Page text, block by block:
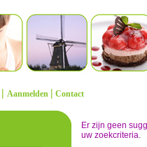
| Aanmelden | Contact
Er zijn geen
uw zoekcriteria.